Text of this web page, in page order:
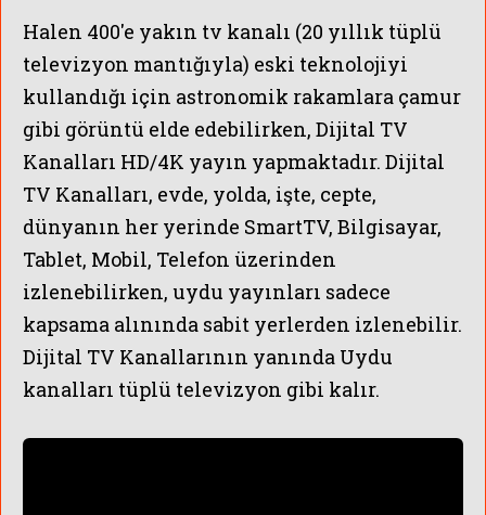
Halen 400'e yakın tv kanalı (20 yıllık tüplü
televizyon mantığıyla) eski teknolojiyi
kullandığı için astronomik rakamlara çamur
gibi görüntü elde edebilirken, Dijital TV
Kanalları HD/4K yayın yapmaktadır. Dijital
TV Kanalları, evde, yolda, işte, cepte,
dünyanın her yerinde SmartTV, Bilgisayar,
Tablet, Mobil, Telefon üzerinden
izlenebilirken, uydu yayınları sadece
kapsama alınında sabit yerlerden izlenebilir.
Dijital TV Kanallarının yanında Uydu
kanalları tüplü televizyon gibi kalır.